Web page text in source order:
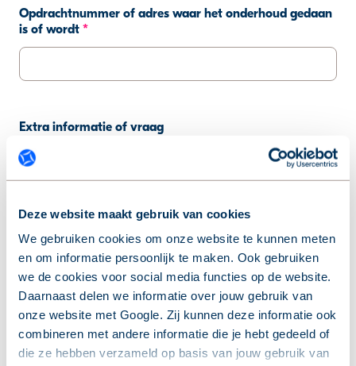
Deze website maakt gebruik van cookies
We gebruiken cookies om onze website te kunnen meten
en om informatie persoonlijk te maken. Ook gebruiken
we de cookies voor social media functies op de website.
Daarnaast delen we informatie over jouw gebruik van
onze website met Google. Zij kunnen deze informatie ook
combineren met andere informatie die je hebt gedeeld of
die ze hebben verzameld op basis van jouw gebruik van
Opdrachtnummer of adres waar het onderhoud gedaan
is of wordt *
Extra informatie of vraag
Typ hier je bericht
Document toevoegen